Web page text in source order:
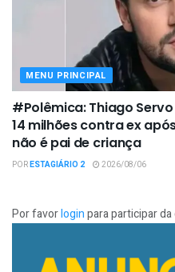
MENU PRINCIPAL
#Polêmica: Thiago
14 milhões contra ex
não é pai de criança
PORESTAGIÁRIO 2 2026/08/06
Por favorloginpara participar